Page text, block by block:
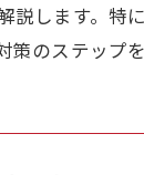
説します。
策のステッ